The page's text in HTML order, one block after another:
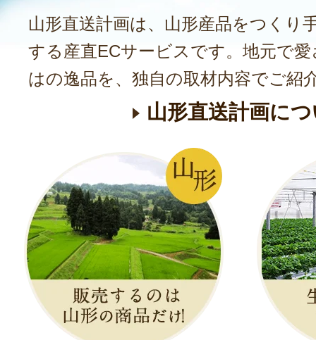
山形直送計画は、山形産品をつくり
する産直ECサービスです。地元で
はの逸品を、独自の取材内容でご紹
山形直送計画に